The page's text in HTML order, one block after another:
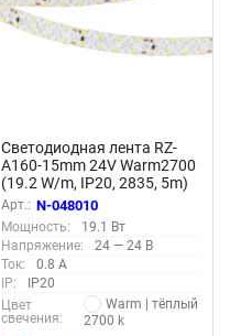
Светодиодная лента RZ-
A160-15mm 24V Warm2700
(19.2 W/m, IP20, 2835, 5m)
(Arlight)
Арт.: N-048010
Мощность:
19.1 Вт
Напряжение:
24 — 24 В
Ток:
0.8 А
IP:
IP20
Цвет
свечения:
Warm | тёплый
2700 k